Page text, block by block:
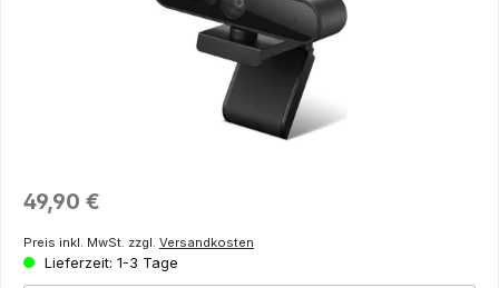
Regulärer Preis:
49,90 €
Preis inkl. MwSt. zzgl. Versandkosten
Lieferzeit: 1-3 Tage